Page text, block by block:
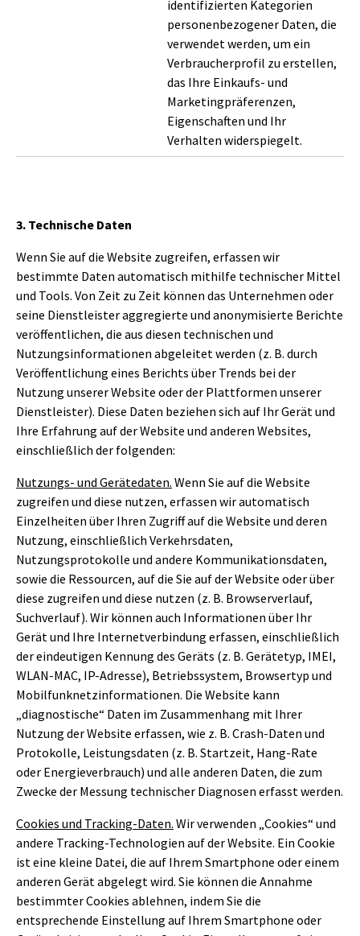
identifizierten Kategorien
personenbezogener Daten, die
verwendet werden, um ein
Verbraucherprofil zu erstellen,
das Ihre Einkaufs- und
Marketingpräferenzen,
Eigenschaften und Ihr
Verhalten widerspiegelt.
3. Technische Daten
Wenn Sie auf die Website zugreifen, erfassen wir
bestimmte Daten automatisch mithilfe technischer Mittel
und Tools. Von Zeit zu Zeit können das Unternehmen oder
seine Dienstleister aggregierte und anonymisierte Berichte
veröffentlichen, die aus diesen technischen und
Nutzungsinformationen abgeleitet werden (z. B. durch
Veröffentlichung eines Berichts über Trends bei der
Nutzung unserer Website oder der Plattformen unserer
Dienstleister). Diese Daten beziehen sich auf Ihr Gerät und
Ihre Erfahrung auf der Website und anderen Websites,
einschließlich der folgenden:
Nutzungs- und Gerätedaten. Wenn Sie auf die Website
zugreifen und diese nutzen, erfassen wir automatisch
Einzelheiten über Ihren Zugriff auf die Website und deren
Nutzung, einschließlich Verkehrsdaten,
Nutzungsprotokolle und andere Kommunikationsdaten,
sowie die Ressourcen, auf die Sie auf der Website oder über
diese zugreifen und diese nutzen (z. B. Browserverlauf,
Suchverlauf). Wir können auch Informationen über Ihr
Gerät und Ihre Internetverbindung erfassen, einschließlich
der eindeutigen Kennung des Geräts (z. B. Gerätetyp, IMEI,
WLAN-MAC, IP-Adresse), Betriebssystem, Browsertyp und
Mobilfunknetzinformationen. Die Website kann
„diagnostische“ Daten im Zusammenhang mit Ihrer
Nutzung der Website erfassen, wie z. B. Crash-Daten und
Protokolle, Leistungsdaten (z. B. Startzeit, Hang-Rate
oder Energieverbrauch) und alle anderen Daten, die zum
Zwecke der Messung technischer Diagnosen erfasst werden.
Cookies und Tracking-Daten. Wir verwenden „Cookies“ und
andere Tracking-Technologien auf der Website. Ein Cookie
ist eine kleine Datei, die auf Ihrem Smartphone oder einem
anderen Gerät abgelegt wird. Sie können die Annahme
bestimmter Cookies ablehnen, indem Sie die
entsprechende Einstellung auf Ihrem Smartphone oder